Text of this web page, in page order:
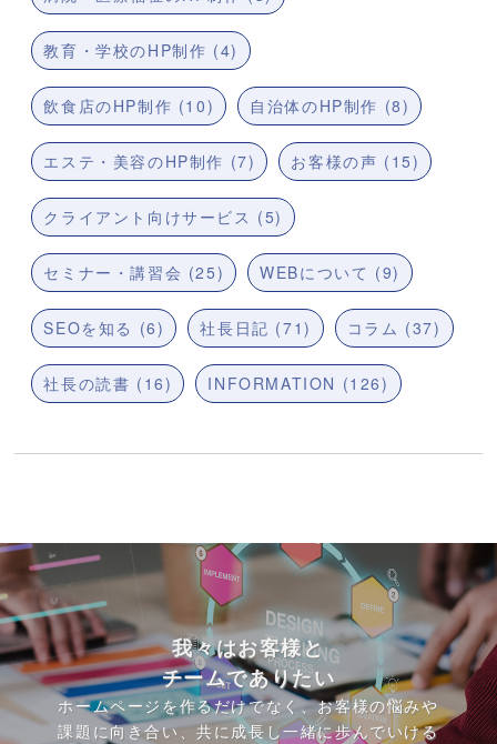
教育・学校のHP制作 (4)
飲食店のHP制作 (10) 自治体のHP制作 (8)
エステ・美容のHP制作 (7) お客様の声 (15)
クライアント向けサービス (5)
セミナー・講習会 (25) WEBについて (9)
SEOを知る (6) 社長日記 (71) コラム (37)
社長の読書 (16) INFORMATION (126)
我々はお客様と
チームでありたい
ホームページを作るだけでなく、お客様の悩みや
課題に向き合い、共に成長し一緒に歩んでいける